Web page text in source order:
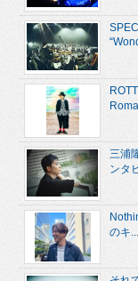
三浦
ンタビ
のキ...